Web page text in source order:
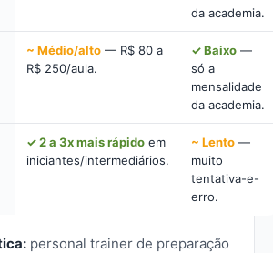
da academia.
~ Médio/alto — R$ 80 a
R$ 250/aula.
✓ Baixo —
só a
mensalidade
da academia.
✓ 2 a 3x mais rápido em
iniciantes/intermediários.
~ Lento —
muito
tentativa-e-
erro.
personal trainer de preparação